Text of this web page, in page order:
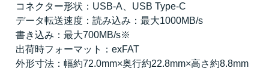
コネクター形状：USB-A、USB Type-C
データ転送速度：読み込み：最大1000MB/s
書き込み：最大700MB/s※
出荷時フォーマット：exFAT
外形寸法：幅約72.0mm×奥行約22.8mm×高さ約8.8mm